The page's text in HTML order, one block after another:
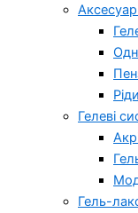
Гелеві
Гель-